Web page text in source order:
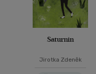
Saturnin
Jirotka Zdeněk